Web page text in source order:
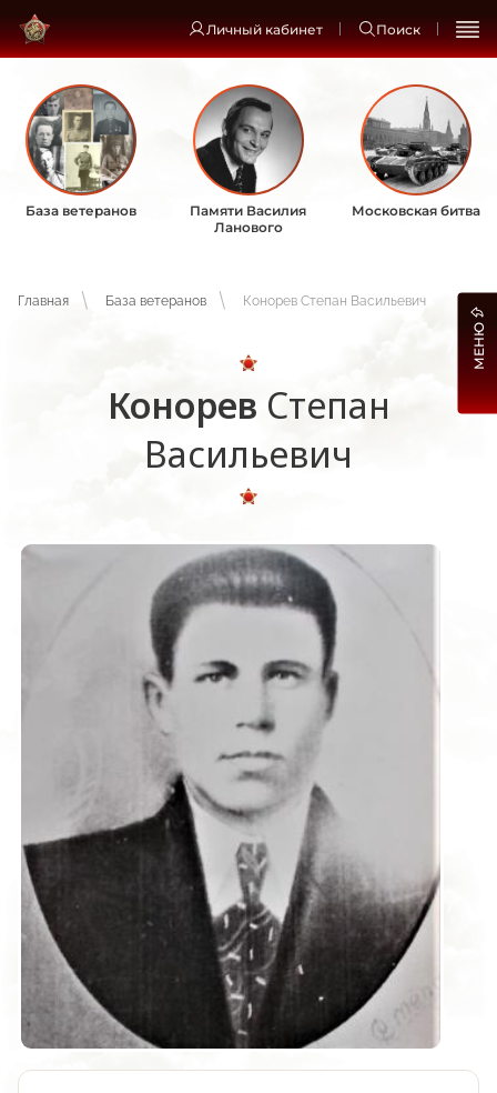
Личный кабинет Поиск
База ветеранов
Памяти Василия
Ланового
Московская битва
Главная База ветеранов Конорев Степан Васильевич
Конорев Степан
Васильевич
МЕНЮ